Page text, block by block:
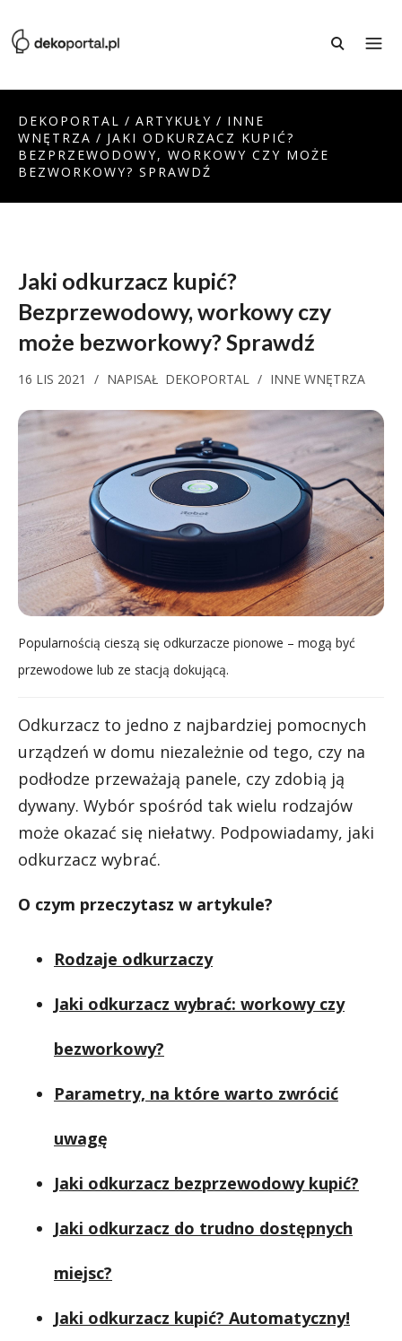
DEKOPORTAL / ARTYKUŁY / INNE
WNĘTRZA / JAKI ODKURZACZ KUPIĆ?
BEZPRZEWODOWY, WORKOWY CZY MOŻE
BEZWORKOWY? SPRAWDŹ
Jaki odkurzacz kupić?
Bezprzewodowy, workowy czy
może bezworkowy? Sprawdź
16 LIS 2021 / NAPISAŁ DEKOPORTAL / INNE WNĘTRZA
Popularnością cieszą się odkurzacze pionowe – mogą być
przewodowe lub ze stacją dokującą.
Odkurzacz to jedno z najbardziej pomocnych
urządzeń w domu niezależnie od tego, czy na
podłodze przeważają panele, czy zdobią ją
dywany. Wybór spośród tak wielu rodzajów
może okazać się niełatwy. Podpowiadamy, jaki
odkurzacz wybrać.
O czym przeczytasz w artykule?
Rodzaje odkurzaczy
Jaki odkurzacz wybrać: workowy czy
bezworkowy?
Parametry, na które warto zwrócić
uwagę
Jaki odkurzacz bezprzewodowy kupić?
Jaki odkurzacz do trudno dostępnych
miejsc?
Jaki odkurzacz kupić? Automatyczny!